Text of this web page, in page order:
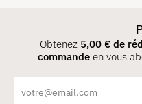
Obtenez 5,00 € de
commandeen vous
votre@email.com